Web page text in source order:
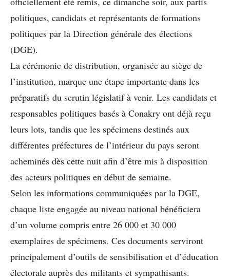
politiques, candidats et représentants de formations
politiques par la Direction générale des élections
(DGE).
La cérémonie de distribution, organisée au siège de
l’institution, marque une étape importante dans les
préparatifs du scrutin législatif à venir. Les candidats et
responsables politiques basés à Conakry ont déjà reçu
leurs lots, tandis que les spécimens destinés aux
différentes préfectures de l’intérieur du pays seront
acheminés dès cette nuit afin d’être mis à disposition
des acteurs politiques en début de semaine.
Selon les informations communiquées par la DGE,
chaque liste engagée au niveau national bénéficiera
d’un volume compris entre 26 000 et 30 000
exemplaires de spécimens. Ces documents serviront
principalement d’outils de sensibilisation et d’éducation
électorale auprès des militants et sympathisants.